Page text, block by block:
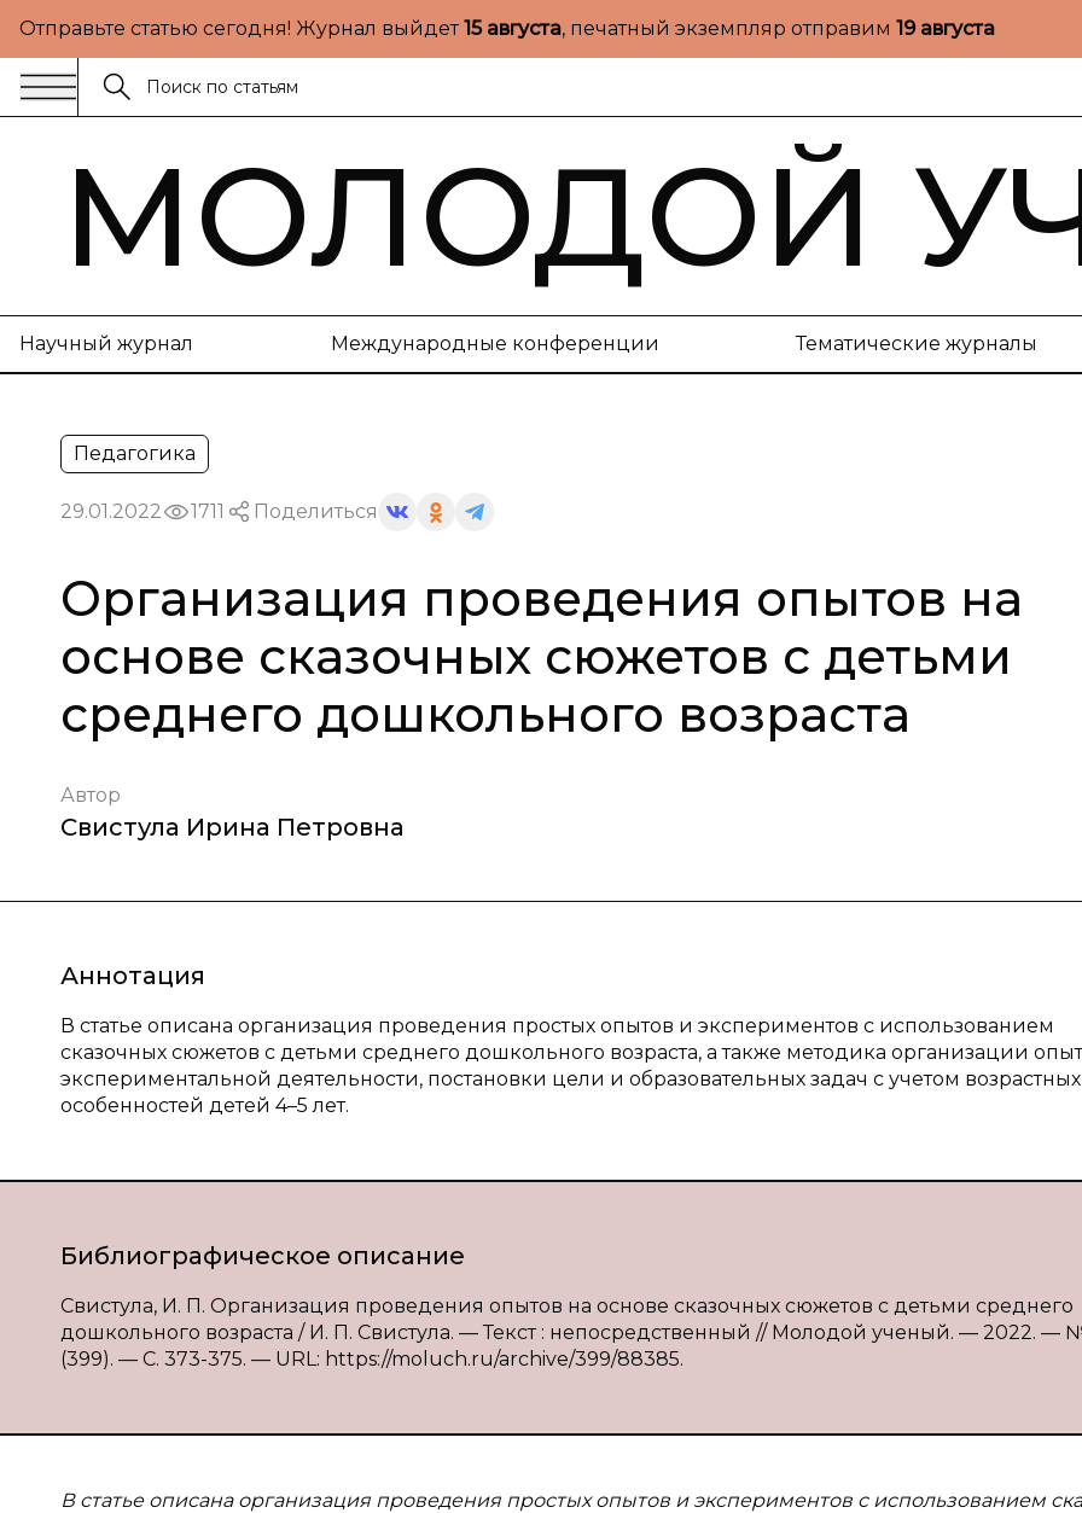
Отправьте статью сегодня! Журнал выйдет15 августа, печатный экземпляр отправим 19 августа
МОЛОДОЙ
Научный журнал Международные конференции Тематические журналы
Педагогика
29.01.2022 1711 Поделиться
Организация проведения опытов на
основе сказочных сюжетов с детьми
среднего дошкольного возраста
Автор
Свистула Ирина Петровна
Аннотация
В статье описана организация проведения простых опытов и экспериментов с использованием
сказочных сюжетов с детьми среднего дошкольного возраста, а также методика организации
экспериментальной деятельности, постановки цели и образовательных задач с учетом возрастных
особенностей детей 4–5 лет.
Библиографическое описание
Свистула, И. П. Организация проведения опытов на основе сказочных сюжетов с детьми среднего
дошкольного возраста / И. П. Свистула. — Текст : непосредственный // Молодой ученый. — 2022. —
(399). — С. 373-375. — URL: https://moluch.ru/archive/399/88385.
В статье описана организация проведения простых опытов и экспериментов с использованием